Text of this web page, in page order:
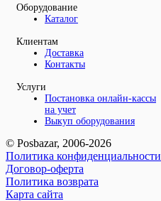
Оборудование
Каталог
Клиентам
Доставка
Контакты
Услуги
Постановка онлайн-кассы
на учет
Выкуп оборудования
© Posbazar, 2006-2026
Политика конфиденциальности
Договор-оферта
Политика возврата
Карта сайта